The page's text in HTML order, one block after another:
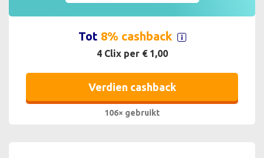
Tot 8% cashback
4 Clix per € 1,00
Verdien cashback
106× gebruikt